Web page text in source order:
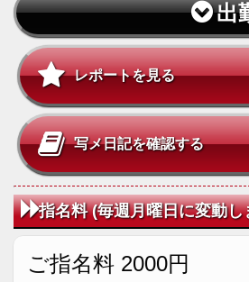
出
レポートを見る
写メ日記を確認する
指名料 (毎週月曜日に変動し
ご指名料 2000円